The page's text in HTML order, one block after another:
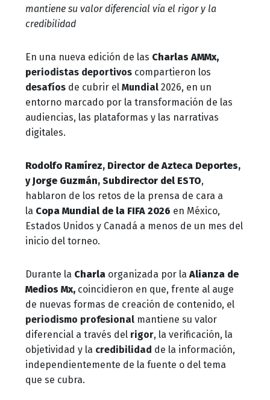
mantiene su valor diferencial vía el rigor y la
credibilidad
En una nueva edición de las Charlas AMMx,
periodistas deportivos compartieron los
desafíos de cubrir el Mundial 2026, en un
entorno marcado por la transformación de las
audiencias, las plataformas y las narrativas
digitales.
Rodolfo Ramírez, Director de Azteca Deportes,
y Jorge Guzmán, Subdirector del ESTO,
hablaron de los retos de la prensa de cara a
la Copa Mundial de la FIFA 2026 en México,
Estados Unidos y Canadá a menos de un mes del
inicio del torneo.
Durante la Charla organizada por laAlianza de
Medios Mx, coincidieron en que, frente al auge
de nuevas formas de creación de contenido, el
periodismo profesional mantiene su valor
diferencial a través del rigor, la verificación, la
objetividad y la credibilidad de la información,
independientemente de la fuente o del tema
que se cubra.